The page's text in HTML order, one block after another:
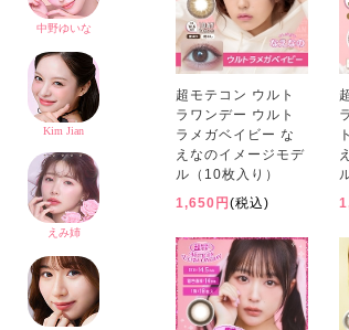
超モテコン ウルト
ラワンデー ウルト
ラメガベイビー な
えなのイメージモデ
ル（10枚入り）
1,650円 (税込)